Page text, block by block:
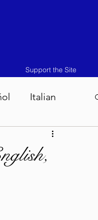
Support the Site
Italian
Masei 5786